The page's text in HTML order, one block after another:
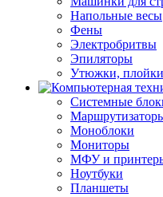
Напольные весы
Фены
Электробритвы
Эпиляторы
Утюжки, плойки
Системные
Моноблоки
Мониторы
МФУ и
Ноутбуки
Планшеты